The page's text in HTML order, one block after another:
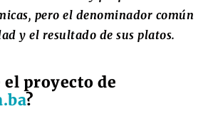
pero el denominador común
y el resultado de sus platos.
el proyecto de
?